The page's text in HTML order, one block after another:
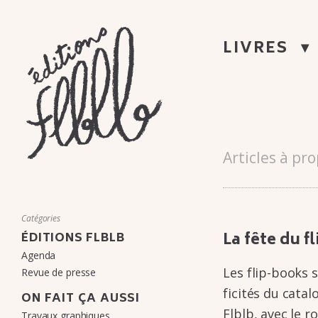
ÉDITIONS
FLBLB
D'ÉDITION
DE
BANDE
DESSINÉE,
LIVRES
Blog
Articles à
La fête du
Les flip-books
fi­­ci­­tés du
Flblb, avec le
Catégories
ÉDITIONS FLBLB
Agenda
Revue de presse
ON FAIT ÇA AUSSI